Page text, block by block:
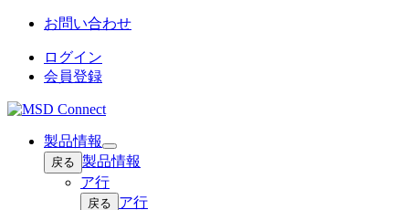
お問い合わせ
ログイン
会員登録
製品情報
Open
submenu
戻る 製品情報
ア行
戻る
ア行